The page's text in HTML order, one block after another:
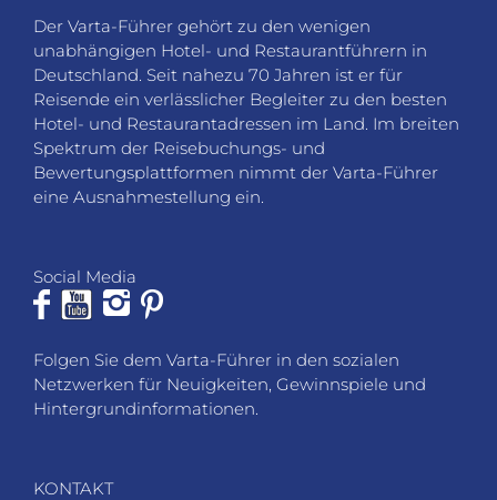
Der Varta-Führer gehört zu den wenigen
unabhängigen Hotel- und Restaurantführern in
Deutschland. Seit nahezu 70 Jahren ist er für
Reisende ein verlässlicher Begleiter zu den besten
Hotel- und Restaurantadressen im Land. Im breiten
Spektrum der Reisebuchungs- und
Bewertungsplattformen nimmt der Varta-Führer
eine Ausnahmestellung ein.
Social Media
Folgen Sie dem Varta-Führer in den sozialen
Netzwerken für Neuigkeiten, Gewinnspiele und
Hintergrundinformationen.
KONTAKT